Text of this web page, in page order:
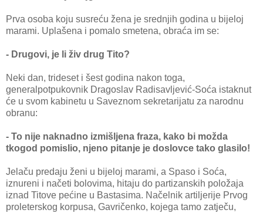
Prva osoba koju susreću žena je srednjih godina u bijeloj
marami. Uplašena i pomalo smetena, obraća im se:
- Drugovi, je li živ drug Tito?
Neki dan, trideset i šest godina nakon toga,
generalpotpukovnik Dragoslav Radisavljević-Soća istaknut
će u svom kabinetu u Saveznom sekretarijatu za narodnu
obranu:
- To nije naknadno izmišljena fraza, kako bi možda
tkogod pomislio, njeno pitanje je doslovce tako glasilo!
Jelaču predaju ženi u bijeloj marami, a Spaso i Soća,
iznureni i načeti bolovima, hitaju do partizanskih položaja
iznad Titove pećine u Bastasima. Načelnik artiljerije Prvog
proleterskog korpusa, Gavričenko, kojega tamo zatječu,